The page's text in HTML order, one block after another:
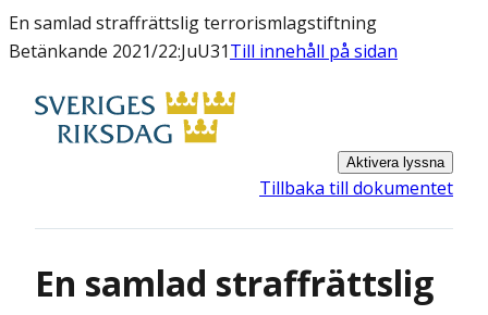
En samlad straffrättslig terrorismlagstiftning
Betänkande 2021/22:JuU31Till innehåll på sidan
Aktivera lyssna
Tillbaka till dokumentet
En samlad straffrättslig